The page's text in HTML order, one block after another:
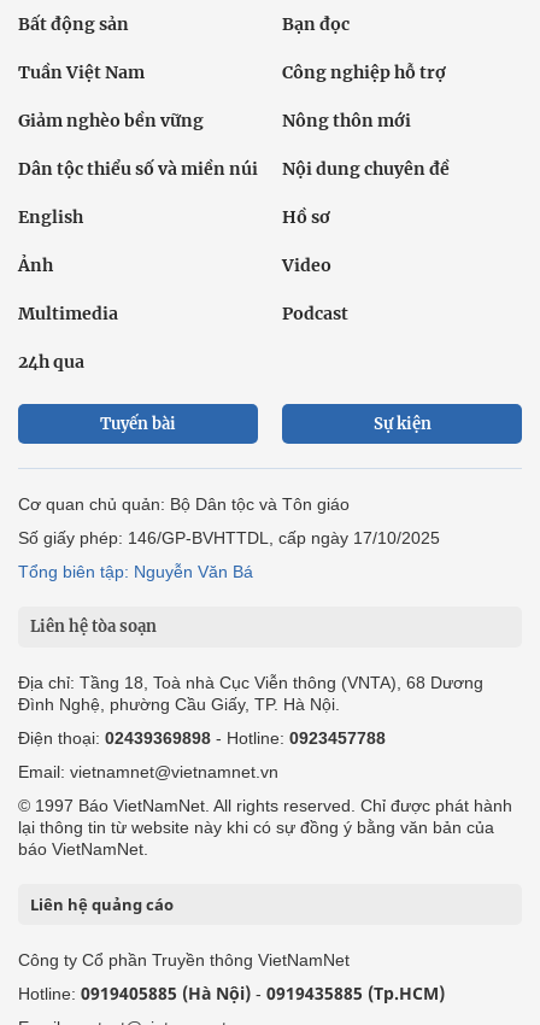
Bất động sản Bạn đọc
Tuần Việt Nam Công nghiệp hỗ trợ
Giảm nghèo bền vững Nông thôn mới
Dân tộc thiểu số và miền núi Nội dung chuyên đề
English Hồ sơ
Ảnh Video
Multimedia Podcast
24h qua
Tuyến bài Sự kiện
Cơ quan chủ quản: Bộ Dân tộc và Tôn giáo
Số giấy phép: 146/GP-BVHTTDL, cấp ngày 17/10/2025
Tổng biên tập: Nguyễn Văn Bá
Liên hệ tòa soạn
Địa chỉ: Tầng 18, Toà nhà Cục Viễn thông (VNTA), 68 Dương
Đình Nghệ, phường Cầu Giấy, TP. Hà Nội.
Điện thoại: 02439369898 - Hotline: 0923457788
Email: vietnamnet@vietnamnet.vn
© 1997 Báo VietNamNet. All rights reserved. Chỉ được phát hành
lại thông tin từ website này khi có sự đồng ý bằng văn bản của
báo VietNamNet.
Liên hệ quảng cáo
Công ty Cổ phần Truyền thông VietNamNet
Hotline: 0919405885 (Hà Nội) - 0919435885 (Tp.HCM)